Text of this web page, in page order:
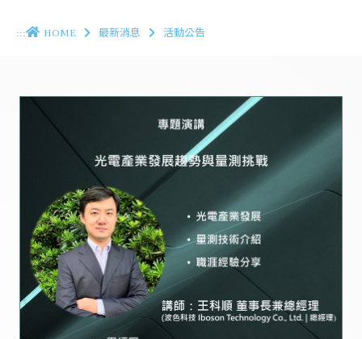
::: HOME 最新消息 活動公告